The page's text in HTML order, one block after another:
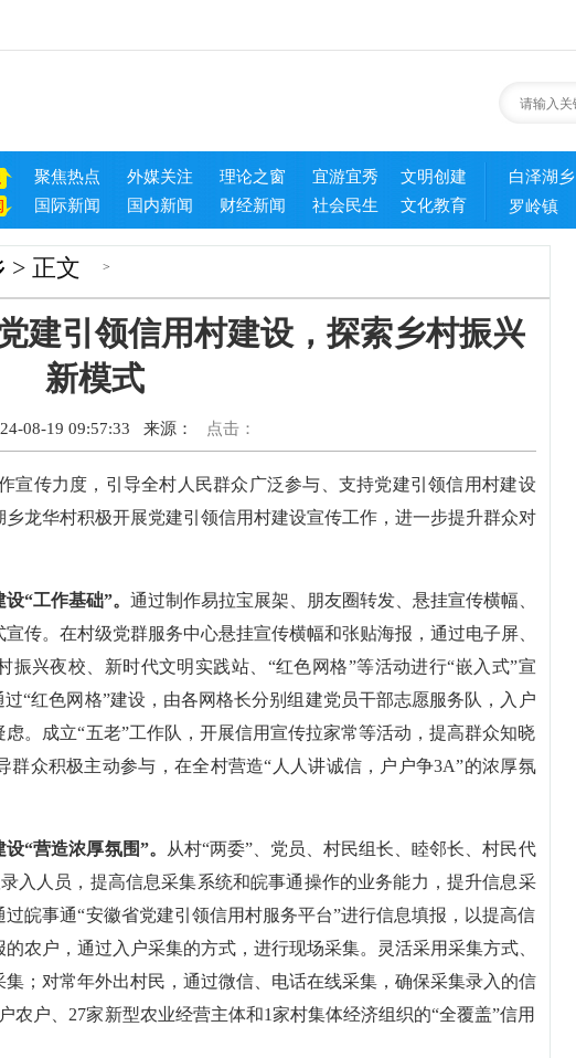
聚焦热点 外媒关注 理论之窗 宜游宜秀
文明创建
国际新闻
国内新闻 财经新闻 社会民生 文化教育
白泽湖乡
罗岭镇
>
> 正文
建引领信用村建设，探索乡村振兴
新模式
08-19 09:57:33 来源： 点击：
宣传力度，引导全村人民群众广泛参与、支持党建引领信用村建设
龙华村积极开展党建引领信用村建设宣传工作，进一步提升群众对
“工作基础”。 通过制作易拉宝展架、朋友圈转发、悬挂宣传横幅、
传。在村级党群服务中心悬挂宣传横幅和张贴海报，通过电子屏、
振兴夜校、新时代文明实践站、“红色网格”等活动进行“嵌入式”宣
“红色网格”建设，由各网格长分别组建党员干部志愿服务队，入户
。成立“五老”工作队，开展信用宣传拉家常等活动，提高群众知晓
众积极主动参与，在全村营造“人人讲诚信，户户争3A”的浓厚氛
“营造浓厚氛围”。
从村“两委”、党员、村民组长、睦邻长、村民代
入人员，提高信息采集系统和皖事通操作的业务能力，提升信息采
皖事通“安徽省党建引领信用村服务平台”进行信息填报，以提高信
农户，通过入户采集的方式，进行现场采集。灵活采用采集方式、
；对常年外出村民，通过微信、电话在线采集，确保采集录入的信
农户、27家新型农业经营主体和1家村集体经济组织的“全覆盖”信用